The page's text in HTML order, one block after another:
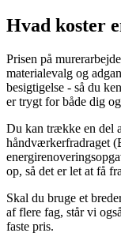
Hvad koster
Prisen på
materialevalg og
besigtigelse - så du
er trygt for både dig
Du kan trække en del
håndværkerfradraget
op, så det er let at få
Skal du bruge et
af flere fag, står vi
faste pris.